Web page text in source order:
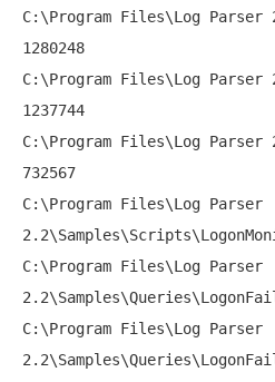
C:\Program Files\Log
1280248
C:\Program Files\Log Parser
1237744
C:\Program Files\Log Parser
732567
C:\Program Files\Log Parser
C:\Program Files\Log Parser
C:\Program Files\Log Parser